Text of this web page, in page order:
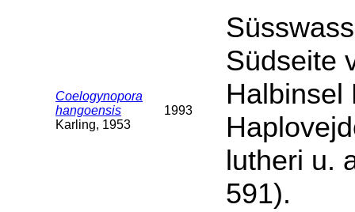
Coelogynopora
hangoensis
Karling, 1953
1993
Südseite
Halbinsel
lutheri u.
591).